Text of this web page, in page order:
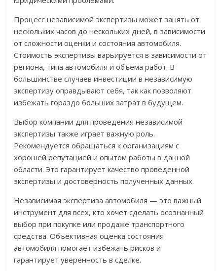
Процесс независимой экспертизы может занять от
нескольких часов до нескольких дней, в зависимости
от сложности оценки и состояния автомобиля.
Стоимость экспертизы варьируется в зависимости от
региона, типа автомобиля и объема работ. В
большинстве случаев инвестиции в независимую
экспертизу оправдывают себя, так как позволяют
избежать гораздо больших затрат в будущем.
Выбор компании для проведения независимой
экспертизы также играет важную роль.
Рекомендуется обращаться к организациям с
хорошей репутацией и опытом работы в данной
области. Это гарантирует качество проведенной
экспертизы и достоверность полученных данных.
Независимая экспертиза автомобиля — это важный
инструмент для всех, кто хочет сделать осознанный
выбор при покупке или продаже транспортного
средства. Объективная оценка состояния
автомобиля помогает избежать рисков и
гарантирует уверенность в сделке.